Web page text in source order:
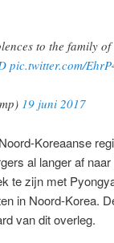
to the family of
pic.twitter.com/
19 juni 2017
Koreaanse
al langer af
te zijn met
in Noord-Korea.
van dit overleg.